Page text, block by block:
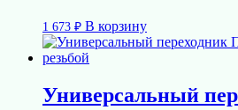
1 673 ₽ В корзину
Универсальный